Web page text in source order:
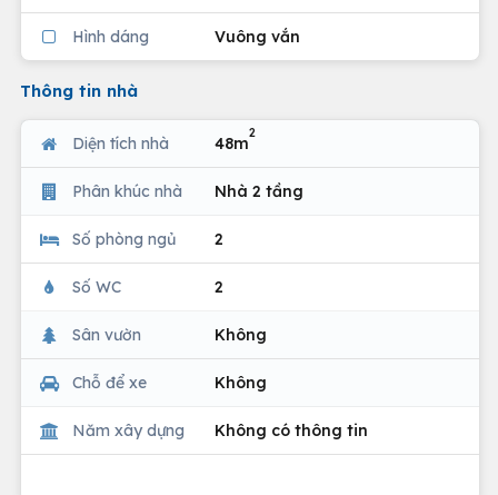
Hình dáng Vuông vắn
Thông tin nhà
Diện tích nhà 48m
2
Phân khúc nhà Nhà 2 tầng
Số phòng ngủ 2
Số WC 2
Sân vườn Không
Chỗ để xe Không
Năm xây dựng Không có thông tin